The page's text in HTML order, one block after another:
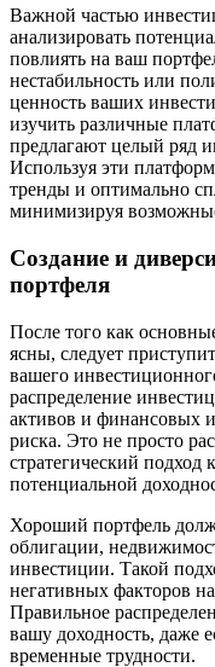
Важной частью
анализировать
повлиять на ваш
нестабильность или
ценность ваших
изучить различные
предлагают целый ряд
Используя эти
тренды и оптимально
минимизируя
Создание и
портфеля
После того как
ясны, следует
вашего
распределение
активов и финансовых
риска. Это не просто
стратегический
потенциальной
Хороший портфель
облигации,
инвестиции. Такой
негативных факторов
Правильное
вашу доходность, даже
временные трудности.